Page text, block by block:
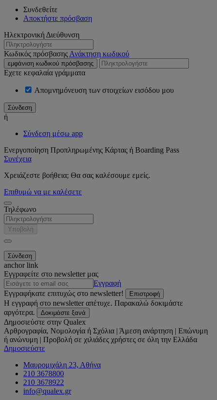
Συνδεθείτε
Αποκτήστε πρόσβαση
Ηλεκτρονική Διεύθυνση
Κωδικός πρόσβασης Ανάκτηση κωδικού
εμφάνιση κωδικού πρόσβασης
Εχετε κεφαλαία γράμματα
Απομνημόνευση των στοιχείων εισόδου μου
ή
Σύνδεση μέσω app
Ενεργοποίηση Προπληρωμένης Κάρτας ή Boarding Pass
Συνέχεια
Χρειάζεστε βοήθεια; Θα σας καλέσουμε εμείς.
Επιθυμώ να με καλέσετε
Τηλέφωνο
Υποβολή
anchor link
Εγγραφείτε στο newsletter μας
Εγγραφή
Εγγραφήκατε επιτυχώς στο newsletter!
Επιστροφή
Η εγγραφή στο newsletter απέτυχε. Παρακαλώ δοκιμάστε
αργότερα.
Δοκιμάστε ξανά
Δημοσιεύστε στην Qualex
Αρθρογραφία, Νομολογία ή Σχόλια | Άμεση ανάρτηση | Επώνυμη
ή ανώνυμη | Προβολή σε χιλιάδες χρήστες σε όλη την Ελλάδα
Δημοσιεύστε
Μαυρομιχάλη 23, Αθήνα
210 3678800
210 3678922
info@qualex.gr